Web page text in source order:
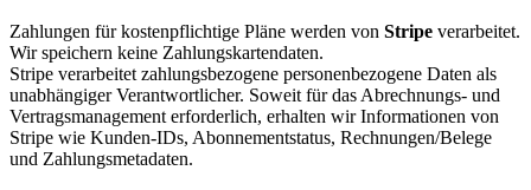
Zahlungen für kostenpflichtige Pläne werden von Stripe verarbeitet.
Wir speichern keine Zahlungskartendaten.
Stripe verarbeitet zahlungsbezogene personenbezogene Daten als
unabhängiger Verantwortlicher. Soweit für das Abrechnungs- und
Vertragsmanagement erforderlich, erhalten wir Informationen von
Stripe wie Kunden-IDs, Abonnementstatus, Rechnungen/Belege
und Zahlungsmetadaten.